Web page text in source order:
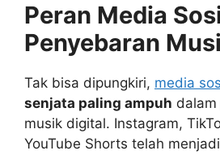
Peran Media
Penyebaran
Tak bisa dipungkiri, media
senjata paling ampuh
musik digital. Instagram,
YouTube Shorts telah